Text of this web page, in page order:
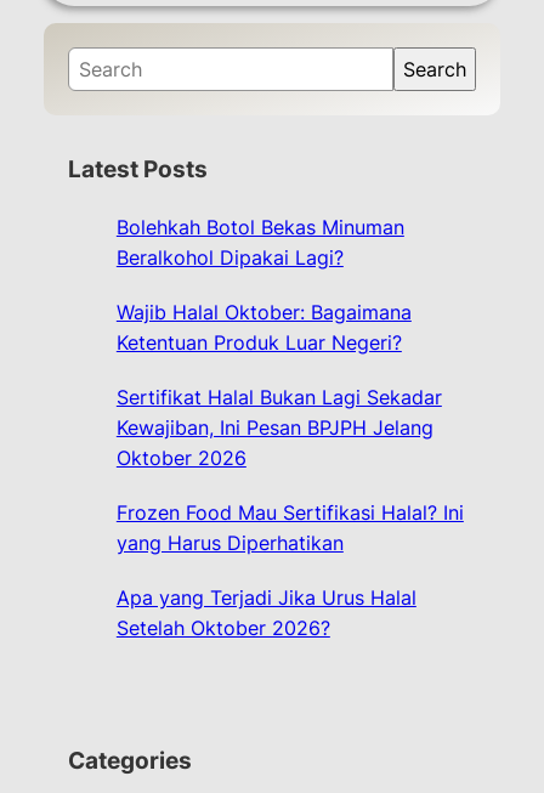
S
e
c
Search
Latest Posts
Bolehkah Botol Bekas Minuman
Beralkohol Dipakai Lagi?
Wajib Halal Oktober: Bagaimana
Ketentuan Produk Luar Negeri?
Sertifikat Halal Bukan Lagi Sekadar
Kewajiban, Ini Pesan BPJPH Jelang
Oktober 2026
Frozen Food Mau Sertifikasi Halal? Ini
yang Harus Diperhatikan
Apa yang Terjadi Jika Urus Halal
Setelah Oktober 2026?
Categories